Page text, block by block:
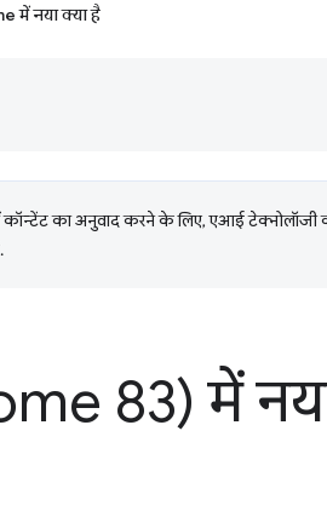
में नया क्या है
का अनुवाद करने के लिए, एआई टेक्नोलॉजी
83) में